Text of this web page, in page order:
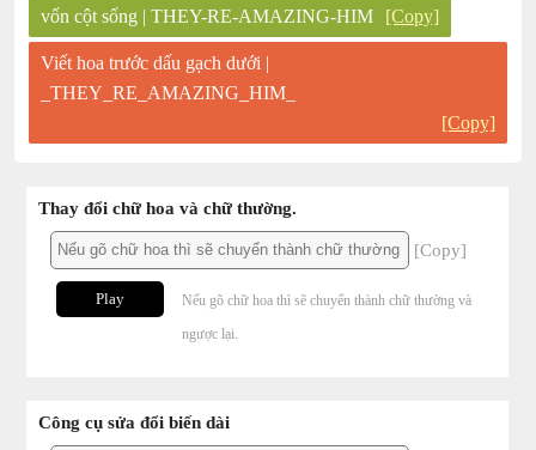
vốn cột sống | THEY-RE-AMAZING-HIM [Copy]
Viết hoa trước dấu gạch dưới |
_THEY_RE_AMAZING_HIM_
[Copy]
Thay đổi chữ hoa và chữ thường.
[Copy]
Play
Nếu gõ chữ hoa thì sẽ chuyển thành chữ thường và
ngược lại.
Công cụ sửa đổi biến dài